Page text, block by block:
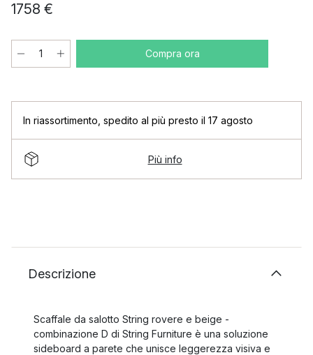
1758 €
Compra ora
In riassortimento spedito al più presto il 17 agosto
Più info
Descrizione
Scaffale da salotto String rovere e beige -
combinazione D di String Furniture è una soluzione
sideboard a parete che unisce leggerezza visiva e